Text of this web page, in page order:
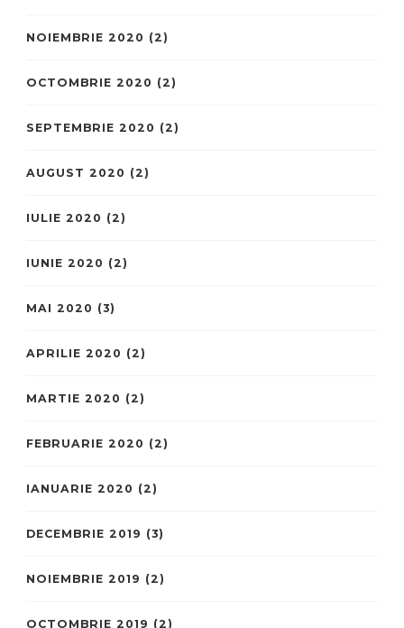
NOIEMBRIE 2020 (2)
OCTOMBRIE 2020 (2)
SEPTEMBRIE 2020 (2)
AUGUST 2020 (2)
IULIE 2020 (2)
IUNIE 2020 (2)
MAI 2020 (3)
APRILIE 2020 (2)
MARTIE 2020 (2)
FEBRUARIE 2020 (2)
IANUARIE 2020 (2)
DECEMBRIE 2019 (3)
NOIEMBRIE 2019 (2)
OCTOMBRIE 2019 (2)